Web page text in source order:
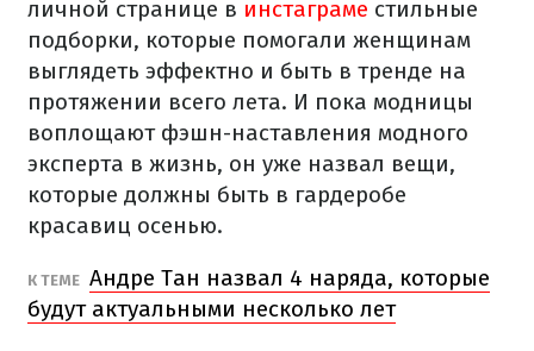
личной странице в инстаграме стильные
подборки, которые помогали женщинам
выглядеть эффектно и быть в тренде на
протяжении всего лета. И пока модницы
воплощают фэшн-наставления модного
эксперта в жизнь, он уже назвал вещи,
которые должны быть в гардеробе
красавиц осенью.
К ТЕМЕ Андре Тан назвал 4 наряда, которые
будут актуальными несколько лет